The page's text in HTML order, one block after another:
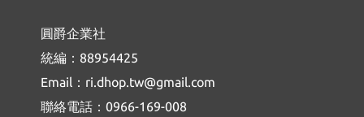
圓爵企業社
統編：88954425
Email：ri.dhop.tw@gmail.com
聯絡電話：0966-169-008